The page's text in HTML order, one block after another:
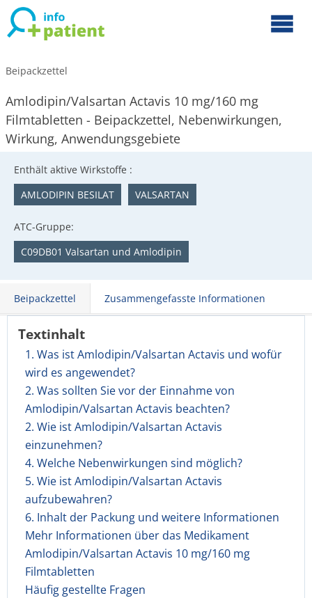
Beipackzettel
Amlodipin/Valsartan Actavis 10 mg/160 mg
Filmtabletten - Beipackzettel, Nebenwirkungen,
Wirkung, Anwendungsgebiete
Enthält aktive Wirkstoffe :
AMLODIPIN BESILAT
VALSARTAN
ATC-Gruppe:
C09DB01 Valsartan und Amlodipin
Beipackzettel Zusammengefasste Informationen
Textinhalt
1. Was ist Amlodipin/Valsartan Actavis und wofür
wird es angewendet?
2. Was sollten Sie vor der Einnahme von
Amlodipin/Valsartan Actavis beachten?
2. Wie ist Amlodipin/Valsartan Actavis
einzunehmen?
4. Welche Nebenwirkungen sind möglich?
5. Wie ist Amlodipin/Valsartan Actavis
aufzubewahren?
6. Inhalt der Packung und weitere Informationen
Mehr Informationen über das Medikament
Amlodipin/Valsartan Actavis 10 mg/160 mg
Filmtabletten
Häufig gestellte Fragen